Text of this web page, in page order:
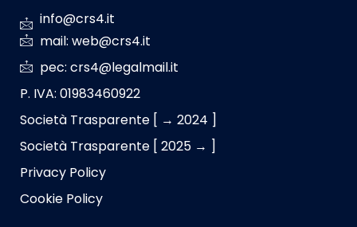
info@crs4.it
mail: web@crs4.it
pec: crs4@legalmail.it
P. IVA: 01983460922
Società Trasparente [ → 2024 ]
Società Trasparente [ 2025 → ]
Privacy Policy
Cookie Policy